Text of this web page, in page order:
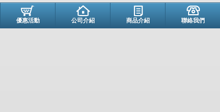
優惠活動 公司介紹 商品介紹 聯絡我們